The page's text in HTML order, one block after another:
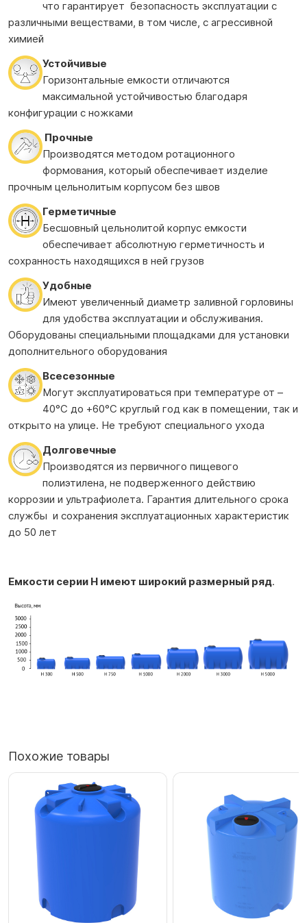
что гарантирует безопасность эксплуатации с
различными веществами, в том числе, с агрессивной
химией
Устойчивые
Горизонтальные емкости отличаются
максимальной устойчивостью благодаря
конфигурации с ножками
Прочные
Производятся методом ротационного
формования, который обеспечивает изделие
прочным цельнолитым корпусом без швов
Герметичные
Бесшовный цельнолитой корпус емкости
обеспечивает абсолютную герметичность и
сохранность находящихся в ней грузов
Удобные
Имеют увеличенный диаметр заливной горловины
для удобства эксплуатации и обслуживания.
Оборудованы специальными площадками для установки
дополнительного оборудования
Всесезонные
Могут эксплуатироваться при температуре от –
40°С до +60°С круглый год как в помещении, так и
открыто на улице. Не требуют специального ухода
Долговечные
Производятся из первичного пищевого
полиэтилена, не подверженного действию
коррозии и ультрафиолета. Гарантия длительного срока
службы и сохранения эксплуатационных характеристик
до 50 лет
Емкости серии H имеют широкий размерный ряд.
Похожие товары